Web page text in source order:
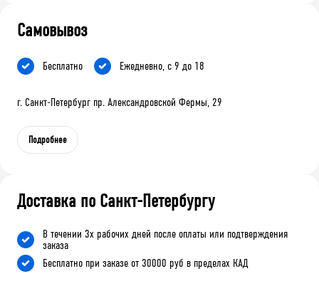
Самовывоз
Бесплатно Ежедневно, с 9 до 18
г. Санкт-Петербург пр. Александровской Фермы, 29
Подробнее
Доставка по Санкт-Петербургу
В течении 3х рабочих дней после оплаты или подтверждения
заказа
Бесплатно при заказе от 30000 руб в пределах КАД